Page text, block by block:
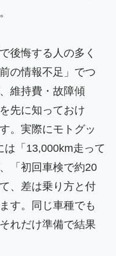
後悔する人の多く
の情報不足」でつ
維持費・故障傾
先に知っておけ
。実際にモトグッ
は「13,000km走って
「初回車検で約20
、差は乗り方と付
す。同じ車種でも
れだけ準備で結果